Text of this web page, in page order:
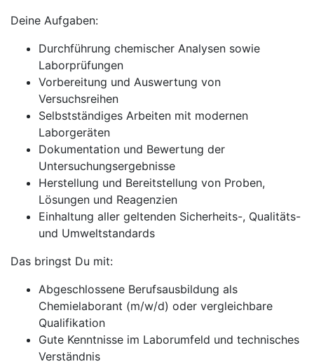
Deine Aufgaben:
Durchführung chemischer Analysen sowie
Laborprüfungen
Vorbereitung und Auswertung von
Versuchsreihen
Selbstständiges Arbeiten mit modernen
Laborgeräten
Dokumentation und Bewertung der
Untersuchungsergebnisse
Herstellung und Bereitstellung von Proben,
Lösungen und Reagenzien
Einhaltung aller geltenden Sicherheits-, Qualitäts-
und Umweltstandards
Das bringst Du mit:
Abgeschlossene Berufsausbildung als
Chemielaborant (m/w/d) oder vergleichbare
Qualifikation
Gute Kenntnisse im Laborumfeld und technisches
Verständnis